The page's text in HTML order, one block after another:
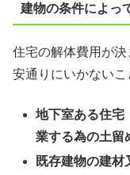
建物の条件によっ
住宅の解体費用が
安通りにいかないこ
地下室ある住宅
業する為の土留
既存建物の建材